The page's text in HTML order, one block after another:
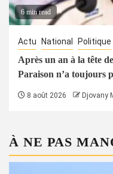
6 min read
Actu National Politique
Après un an à la tête
Paraison n’a toujours
8 août 2026 Djovany
À NE PAS